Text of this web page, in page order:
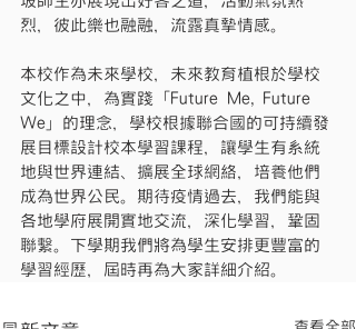
烈，彼此樂也融融，流露真摯情感。
本校作為未來學校，未來教育植根於學校
文化之中，為實踐「Future Me, Future
We」的理念，學校根據聯合國的可持續發
展目標設計校本學習課程，讓學生有系統
地與世界連結、擴展全球網絡，培養他們
成為世界公民。期待疫情過去，我們能與
各地學府展開實地交流，深化學習，鞏固
聯繫。下學期我們將為學生安排更豐富的
學習經歷，屆時再為大家詳細介紹。